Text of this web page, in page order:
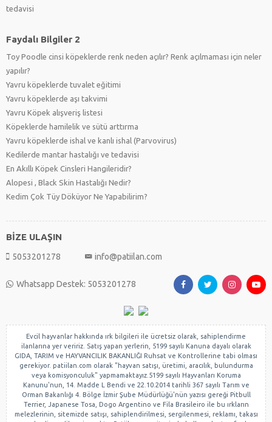
tedavisi
Faydalı Bilgiler 2
Toy Poodle cinsi köpeklerde renk neden açılır? Renk açılmaması için neler
yapılır?
Yavru köpeklerde tuvalet eğitimi
Yavru köpeklerde aşı takvimi
Yavru Köpek alışveriş listesi
Köpeklerde hamilelik ve sütü arttırma
Yavru köpeklerde ishal ve kanlı ishal (Parvovirus)
Kedilerde mantar hastalığı ve tedavisi
En Akıllı Köpek Cinsleri Hangileridir?
Alopesi , Black Skin Hastalığı Nedir?
Kedim Çok Tüy Döküyor Ne Yapabilirim?
BİZE ULAŞIN
5053201278 info@patiilan.com
Whatsapp Destek: 5053201278
Evcil hayvanlar hakkında ırk bilgileri ile ücretsiz olarak, sahiplendirme
ilanlarına yer veririz. Satış yapan yerlerin, 5199 sayılı Kanuna dayalı olarak
GIDA, TARIM ve HAYVANCILIK BAKANLIĞI Ruhsat ve Kontrollerine tabi olması
gerekiyor. patiilan.com olarak "hayvan satışı, üretimi, aracılık, bulundurma
veya komisyonculuk" yapmamaktayız.5199 sayılı Hayvanları Koruma
Kanunu'nun, 14. Madde L Bendi ve 22.10.2014 tarihli 367 sayılı Tarım ve
Orman Bakanlığı 4. Bölge İzmir Şube Müdürlüğü'nün yazısı gereği Pitbull
Terrier, Japanese Tosa, Dogo Argentino ve Fila Brasileiro ile bu ırkların
melezlerinin, sitemizde satışı, sahiplendirilmesi, sergilenmesi, reklamı, takası